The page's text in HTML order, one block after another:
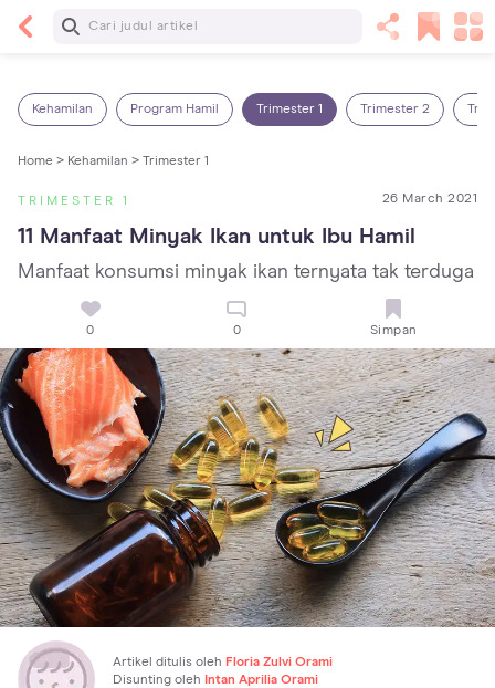
Baca Selanjutnya
Kehamilan Program Hamil Trimester 1 Trimester 2
Home > Kehamilan > Trimester 1
TRIMESTER 1 26 March 2021
11 Manfaat Minyak Ikan untuk Ibu Hamil
Manfaat konsumsi minyak ikan ternyata tak terduga
0 0 Simpan
Artikel ditulis oleh Floria Zulvi Orami
Disunting oleh Intan Aprilia Orami